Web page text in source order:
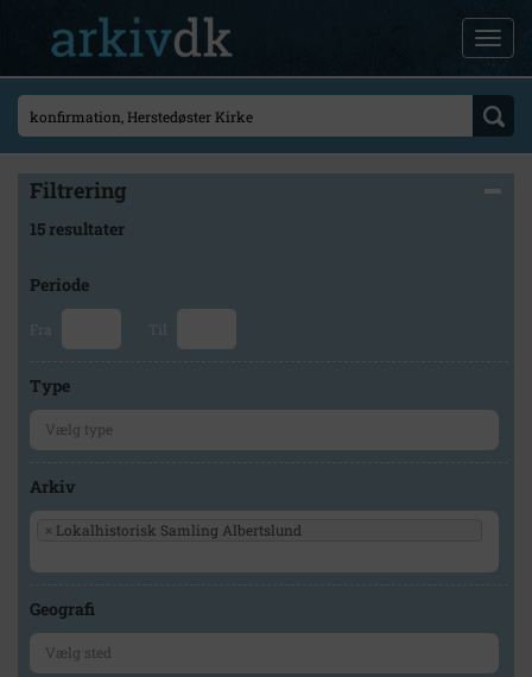
Filtrering
15 resultater
Periode
Fra Til
Type
Arkiv
× Lokalhistorisk Samling Albertslund
Geografi